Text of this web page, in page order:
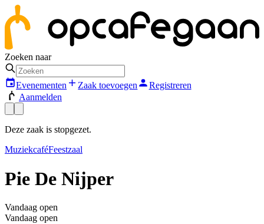
Zoeken naar
Evenementen Zaak toevoegen
Registreren
Aanmelden
Deze zaak is stopgezet.
MuziekcaféFeestzaal
Pie De Nijper
Vandaag open
Vandaag open